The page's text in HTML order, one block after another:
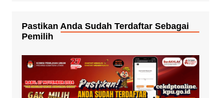
Pastikan Anda Sudah Terdaftar Sebagai
Pemilih